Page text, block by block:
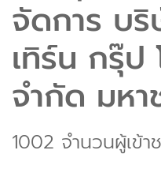
จัดการ บ
เทิร์น กรุ๊ป
จำกัด มหา
1002 จำนวนผู้เข้า